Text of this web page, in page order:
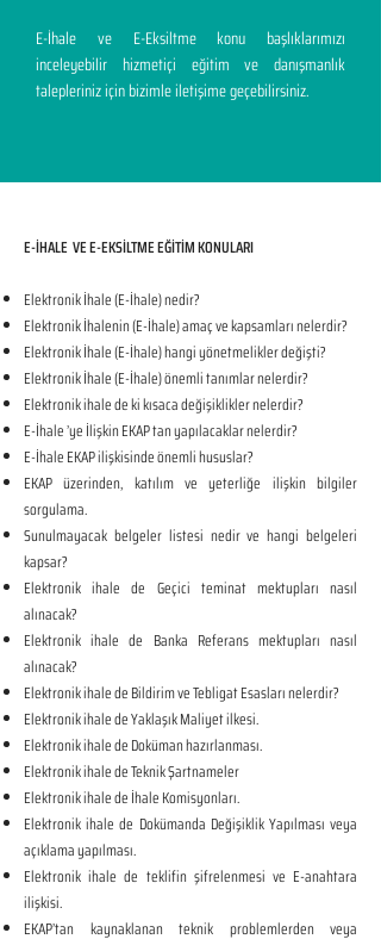
E-İhale ve E-Eksiltme konu başlıklarımızı
inceleyebilir hizmetiçi eğitim ve danışmanlık
talepleriniz için bizimle iletişime geçebilirsiniz.
E-İHALE VE E-EKSİLTME EĞİTİM KONULARI​
Elektronik İhale (E-İhale) nedir?
Elektronik İhalenin (E-İhale) amaç ve kapsamları nelerdir?
Elektronik İhale (E-İhale) hangi yönetmelikler değişti?
Elektronik İhale (E-İhale) önemli tanımlar nelerdir?
Elektronik ihale de ki kısaca değişiklikler nelerdir?
E-İhale ’ye İlişkin EKAP tan yapılacaklar nelerdir?
E-İhale EKAP ilişkisinde önemli hususlar?
EKAP üzerinden, katılım ve yeterliğe ilişkin bilgiler
sorgulama.
Sunulmayacak belgeler listesi nedir ve hangi belgeleri
kapsar?
Elektronik ihale de Geçici teminat mektupları nasıl
alınacak?
Elektronik ihale de Banka Referans mektupları nasıl
alınacak?
Elektronik ihale de Bildirim ve Tebligat Esasları nelerdir?
Elektronik ihale de Yaklaşık Maliyet ilkesi.
Elektronik ihale de Doküman hazırlanması.
Elektronik ihale de Teknik Şartnameler
Elektronik ihale de İhale Komisyonları.
Elektronik ihale de Dokümanda Değişiklik Yapılması veya
açıklama yapılması.
Elektronik ihale de teklifin şifrelenmesi ve E-anahtara
ilişkisi.
EKAP’tan kaynaklanan teknik problemlerden veya